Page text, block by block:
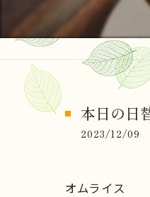
本日の日
2023/12/09
オムライス